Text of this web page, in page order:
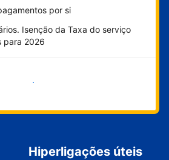
por si
Isenção da Taxa do serviço
para 2026
Comece já
Hiperligações úteis